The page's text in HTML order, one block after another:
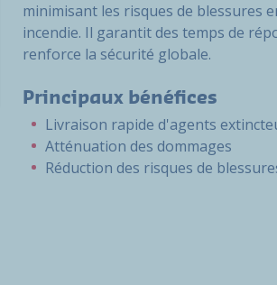
minimisant les risques de blessures
incendie. Il garantit des temps de
renforce la sécurité globale.
Principaux bénéfices
Livraison rapide d'agents
Atténuation des dommages
Réduction des risques de